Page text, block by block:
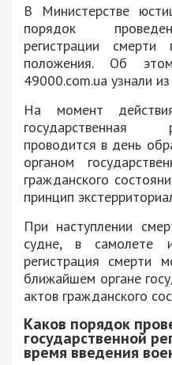
В Министерстве
порядок
регистрации смерти
положения. Об
49000.com.ua узнали
На момент
государственная
проводится в день
органом
гражданского
принцип
При наступлении
судне, в самолете
регистрация смерти
ближайшем органе
актов гражданского
Каков порядок
государственной
время введения